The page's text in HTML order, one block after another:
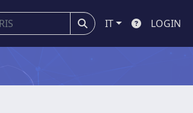
IT LOGIN